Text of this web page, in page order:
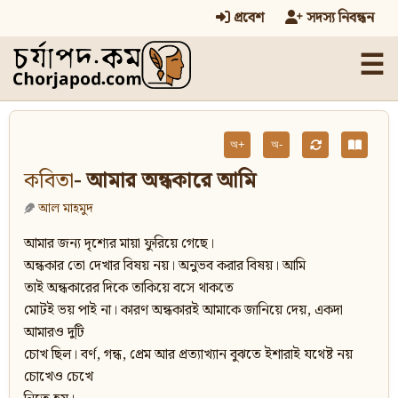
প্রবেশ সদস্য নিবন্ধন
☰
অ+ অ-
কবিতা- আমার অন্ধকারে আমি
আল মাহমুদ
আমার জন্য দৃশ্যের মায়া ফুরিয়ে গেছে।
অন্ধকার তো দেখার বিষয় নয়। অনুভব করার বিষয়। আমি
তাই অন্ধকারের দিকে তাকিয়ে বসে থাকতে
মোটই ভয় পাই না। কারণ অন্ধকারই আমাকে জানিয়ে দেয়, একদা
আমারও দুটি
চোখ ছিল। বর্ণ, গন্ধ, প্রেম আর প্রত্যাখ্যান বুঝতে ইশারাই যথেষ্ট নয়
চোখেও চেখে